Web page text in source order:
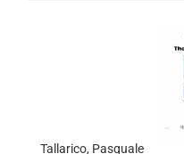
Tallarico, Pasquale